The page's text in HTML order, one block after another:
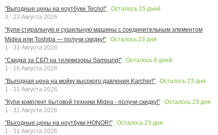
"Выгодные цены на ноутбуки Tecno!"
Осталось 15 дней
3 - 23 Августа 2026
"Купи стиральную и сушильную машины с соединительным элементом
Midea или Toshiba — получи скидку!"
Осталось 23 дня
1 - 31 Августа 2026
"Скидка за СБП на телевизоры Samsung!"
Осталось 8 дней
1 - 16 Августа 2026
"Выгодная цена на мойку высокого давления Karcher!"
Осталось 23 дня
1 - 31 Августа 2026
"Купи комплект бытовой техники Midea - получи скидку!"
Осталось 23 дня
1 - 31 Августа 2026
"Выгодные цены на ноутбуки HONOR!"
Осталось 23 дня
1 - 31 Августа 2026